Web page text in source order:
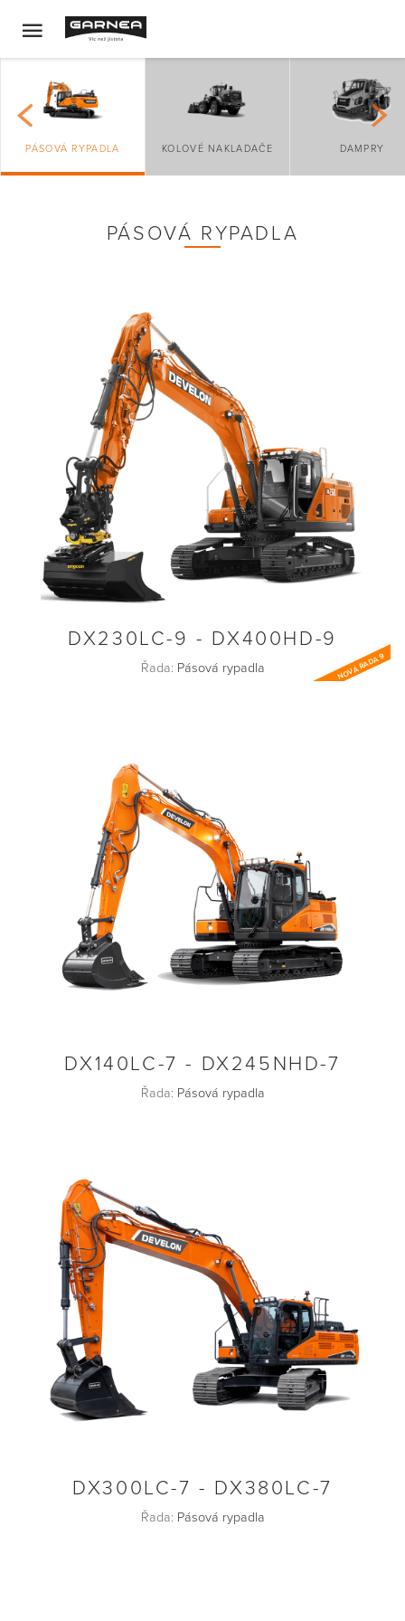
PÁSOVÁ RYPADLA KOLOVÉ NAKLADAČE DAMPRY
PÁSOVÁ RYPADLA
DX230LC-9 - DX400HD-9
Řada: Pásová rypadla NOVÁ ŘADA 9
DX140LC-7 - DX245NHD-7
Řada: Pásová rypadla
DX300LC-7 - DX380LC-7
Řada: Pásová rypadla